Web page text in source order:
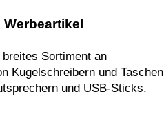
Sortiment an
Kugelschreibern und Taschen
und USB-Sticks.